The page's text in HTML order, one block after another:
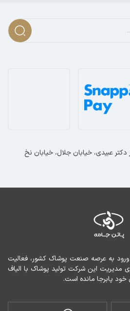
خود پابرجا مانده است.
دکتر عبیدی، خیابان جلال، خیابان نخ